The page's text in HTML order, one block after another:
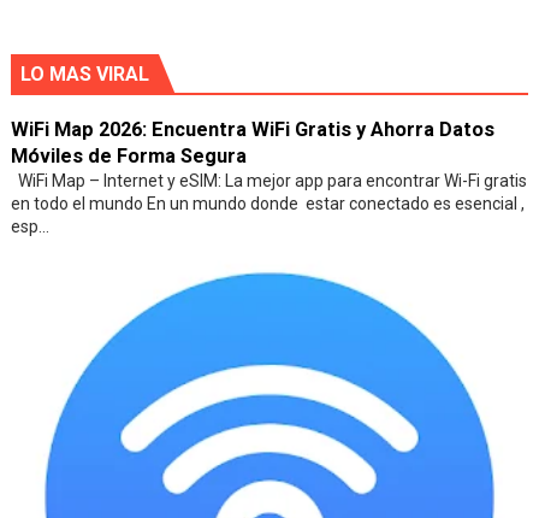
LO MAS VIRAL
WiFi Map 2026: Encuentra WiFi Gratis y Ahorra Datos
Móviles de Forma Segura
WiFi Map – Internet y eSIM: La mejor app para encontrar Wi-Fi gratis
en todo el mundo En un mundo donde estar conectado es esencial ,
esp...